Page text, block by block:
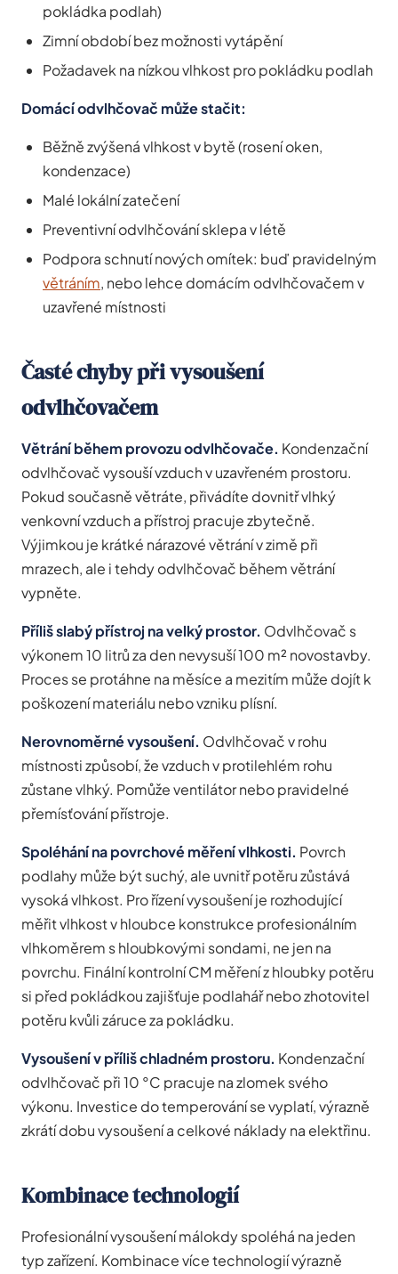
pokládka podlah)
Zimní období bez možnosti vytápění
Požadavek na nízkou vlhkost pro pokládku podlah
Domácí odvlhčovač může stačit:
Běžně zvýšená vlhkost v bytě (rosení oken,
kondenzace)
Malé lokální zatečení
Preventivní odvlhčování sklepa v létě
Podpora schnutí nových omítek: buď pravidelným
větráním, nebo lehce domácím odvlhčovačem v
uzavřené místnosti
Časté chyby při vysoušení
odvlhčovačem
Větrání během provozu odvlhčovače. Kondenzační
odvlhčovač vysouší vzduch v uzavřeném prostoru.
Pokud současně větráte, přivádíte dovnitř vlhký
venkovní vzduch a přístroj pracuje zbytečně.
Výjimkou je krátké nárazové větrání v zimě při
mrazech, ale i tehdy odvlhčovač během větrání
vypněte.
Příliš slabý přístroj na velký prostor. Odvlhčovač s
výkonem 10 litrů za den nevysuší 100 m² novostavby.
Proces se protáhne na měsíce a mezitím může dojít k
poškození materiálu nebo vzniku plísní.
Nerovnoměrné vysoušení. Odvlhčovač v rohu
místnosti způsobí, že vzduch v protilehlém rohu
zůstane vlhký. Pomůže ventilátor nebo pravidelné
přemísťování přístroje.
Spoléhání na povrchové měření vlhkosti. Povrch
podlahy může být suchý, ale uvnitř potěru zůstává
vysoká vlhkost. Pro řízení vysoušení je rozhodující
měřit vlhkost v hloubce konstrukce profesionálním
vlhkoměrem s hloubkovými sondami, ne jen na
povrchu. Finální kontrolní CM měření z hloubky potěru
si před pokládkou zajišťuje podlahář nebo zhotovitel
potěru kvůli záruce za pokládku.
Vysoušení v příliš chladném prostoru. Kondenzační
odvlhčovač při 10 °C pracuje na zlomek svého
výkonu. Investice do temperování se vyplatí, výrazně
zkrátí dobu vysoušení a celkové náklady na elektřinu.
Kombinace technologií
Profesionální vysoušení málokdy spoléhá na jeden
typ zařízení. Kombinace více technologií výrazně